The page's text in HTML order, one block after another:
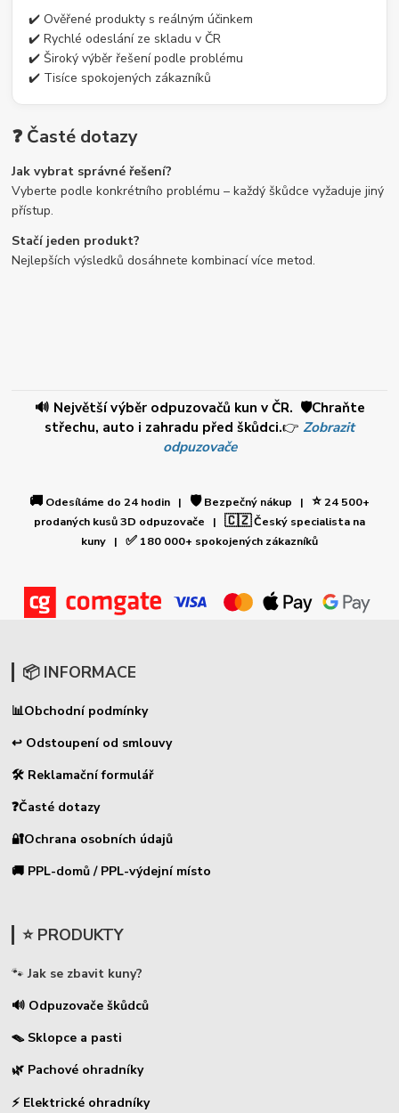
✔️ Ověřené produkty s reálným účinkem
✔️ Rychlé odeslání ze skladu v ČR
✔️ Široký výběr řešení podle problému
✔️ Tisíce spokojených zákazníků
❓ Časté dotazy
Jak vybrat správné řešení?
Vyberte podle konkrétního problému – každý škůdce vyžaduje jiný
přístup.
Stačí jeden produkt?
Nejlepších výsledků dosáhnete kombinací více metod.
🔊 Největší výběr odpuzovačů kun v ČR. 🛡️Chraňte
střechu, auto i zahradu před škůdci.👉 Zobrazit
odpuzovače
🚚 Odesíláme do 24 hodin | 🛡️Bezpečný nákup | ⭐24 500+
prodaných kusů 3D odpuzovače | 🇨🇿Český specialista na
kuny | ✅ 180 000+ spokojených zákazníků
📦 INFORMACE
📊Obchodní podmínky
↩ Odstoupení od smlouvy
🛠 Reklamační formulář
❓Časté dotazy
🔐Ochrana osobních údajů
🚚 PPL-domů / PPL-výdejní místo
⭐ PRODUKTY
🐾 Jak se zbavit kuny?
🔊 Odpuzovače škůdců
🪤 Sklopce a pasti
🌿 Pachové ohradníky
⚡ Elektrické ohradníky